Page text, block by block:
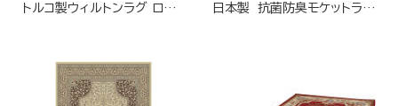
トルコ製ウィルトンラグ ローズ 日本製 抗菌防臭モケットラグ グリーン